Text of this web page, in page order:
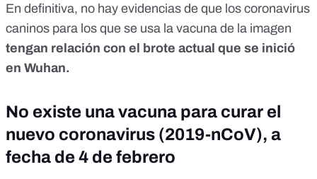
En definitiva, no hay evidencias de que los coronavirus
caninos para los que se usa la vacuna de la imagen
tengan relación con el brote actual que se inició
en Wuhan.
No existe una vacuna para curar el
nuevo coronavirus (2019-nCoV), a
fecha de 4 de febrero